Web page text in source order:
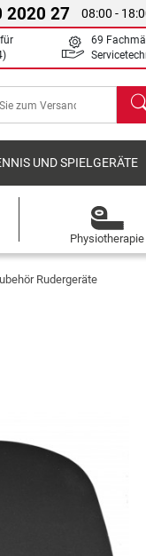
2020 27 08:00 -
für
69
UND SPIELGERÄTE
Physiotherapie
Rudergeräte